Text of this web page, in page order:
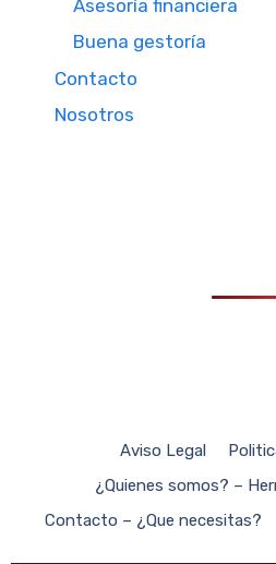
Asesoría financiera
Buena gestoría
Contacto
Nosotros
Aviso Legal
¿Quienes somos? –
Contacto – ¿Que necesitas?